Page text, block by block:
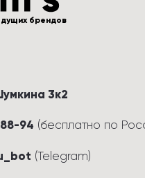
брендов
3к2
94 (бесплатно по
(Telegram)